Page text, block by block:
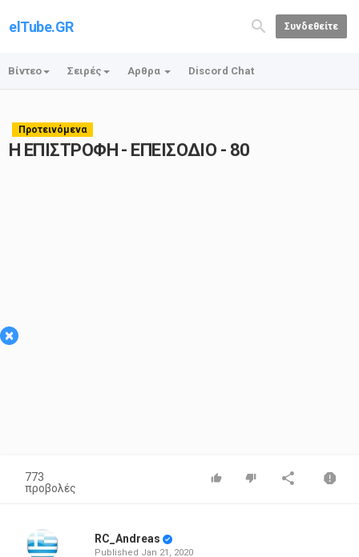
elTube.GR Συνδεθείτε
Βίντεο Σειρές Αρθρα Discord Chat
Προτεινόμενα
Η ΕΠΙΣΤΡΟΦΗ - ΕΠΕΙΣΟΔΙΟ - 80
×
773
προβολές
RC_Andreas
Published Jan 21, 2020